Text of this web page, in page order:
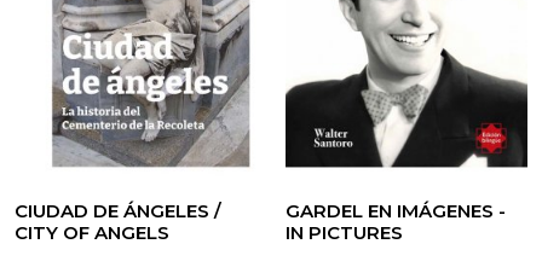
CIUDAD DE ÁNGELES /
CITY OF ANGELS
GARDEL EN IMÁGENES -
IN PICTURES